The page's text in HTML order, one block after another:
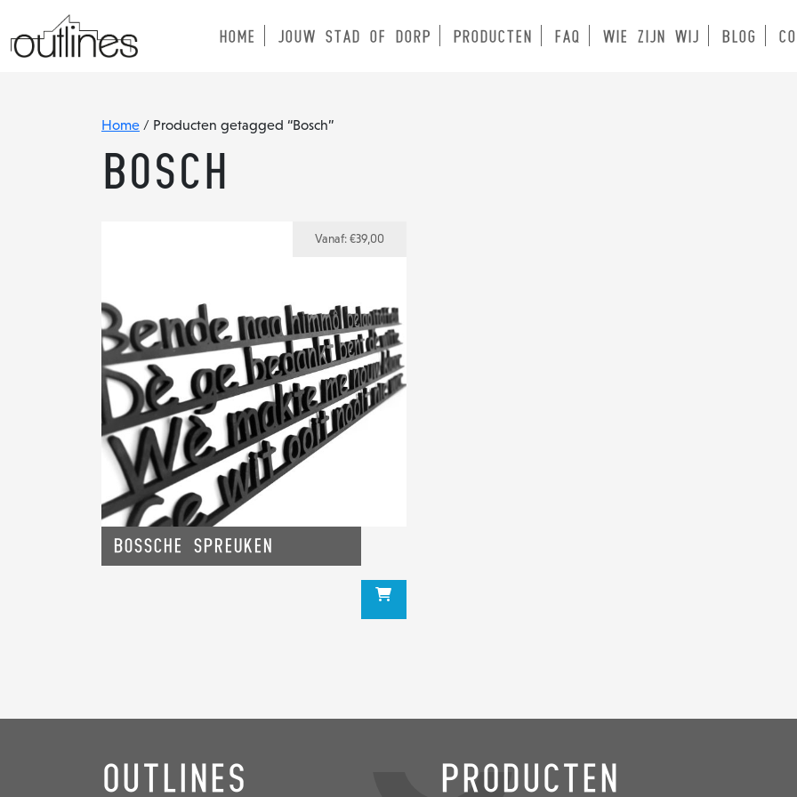
HOME JOUW STAD OF DORP PRODUCTEN FAQ WIE ZIJN WIJ BLOG
Home / Producten getagged “Bosch”
Bosch
Bossche spreuken
Vanaf:€39,00
Outlines Producten